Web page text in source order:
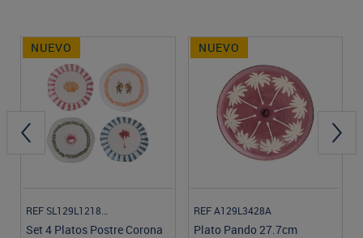
NUEVO
Set 4 Platos Postre Corona
NUEVO
REF A129L3428A
Plato Pando 27.7cm